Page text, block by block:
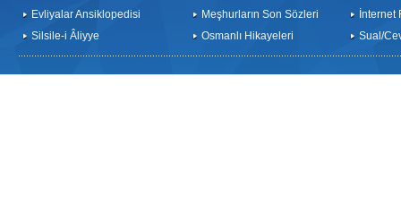
Evliyalar Ansiklopedisi
Silsile-i Âliyye
Meşhurların Son Sözleri
Osmanlı Hikayeleri
İnternet
Sual/